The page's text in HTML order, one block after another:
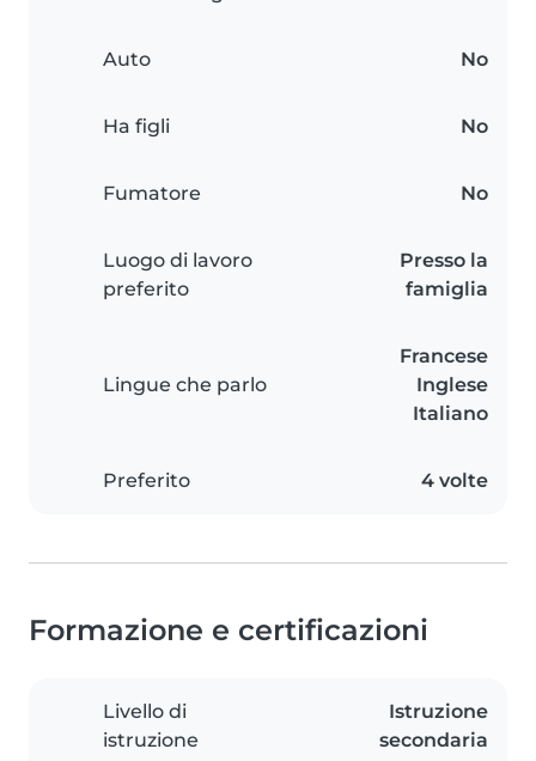
Auto No
Ha figli No
Fumatore No
Luogo di lavoro
preferito
Presso la
famiglia
Lingue che parlo
Francese
Inglese
Italiano
Preferito 4 volte
Formazione e certificazioni
Livello di
istruzione
Istruzione
secondaria